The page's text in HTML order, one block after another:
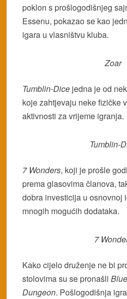
poklon s prošlogodišnjeg
Essenu, pokazao se kao
igara u vlasništvu kluba.
Zoar
Tumblin-Dice jedna je od
koje zahtjevaju neke fizičke
aktivnosti za vrijeme igranja.
Tumblin-
7 Wonders, koji je prošle
prema glasovima članova,
dobra investicija u osnovnoj
mnogih mogućih dodataka.
7
Kako cijelo druženje ne bi
stolovima su se pronašli
Dungeon. Pošlogodišnja